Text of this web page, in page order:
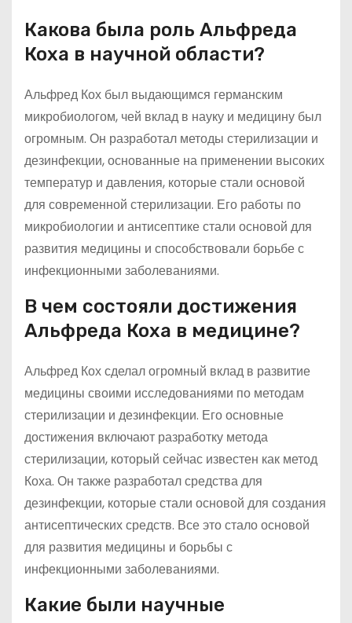
Какова была роль Альфреда
Коха в научной области?
Альфред Кох был выдающимся германским
микробиологом, чей вклад в науку и медицину был
огромным. Он разработал методы стерилизации и
дезинфекции, основанные на применении высоких
температур и давления, которые стали основой
для современной стерилизации. Его работы по
микробиологии и антисептике стали основой для
развития медицины и способствовали борьбе с
инфекционными заболеваниями.
В чем состояли достижения
Альфреда Коха в медицине?
Альфред Кох сделал огромный вклад в развитие
медицины своими исследованиями по методам
стерилизации и дезинфекции. Его основные
достижения включают разработку метода
стерилизации, который сейчас известен как метод
Коха. Он также разработал средства для
дезинфекции, которые стали основой для создания
антисептических средств. Все это стало основой
для развития медицины и борьбы с
инфекционными заболеваниями.
Какие были научные